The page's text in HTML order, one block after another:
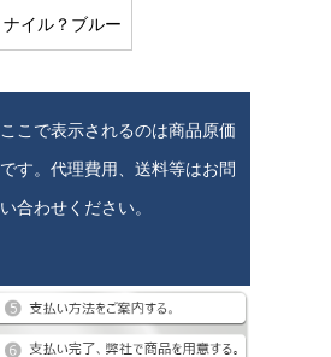
ナイル？ブルー
ここで表示されるのは商品原価
です。代理費用、送料等はお問
い合わせください。